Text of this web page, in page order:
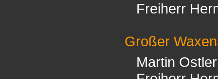
Freiherr
Großer
Martin Ostler